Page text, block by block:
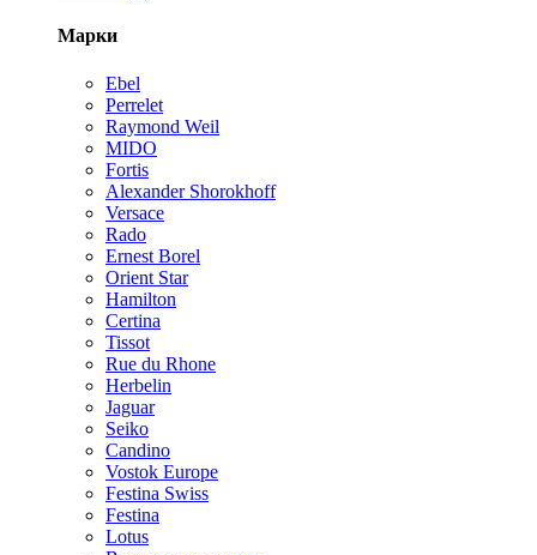
Марки
Ebel
Perrelet
Raymond Weil
MIDO
Fortis
Alexander Shorokhoff
Versace
Rado
Ernest Borel
Orient Star
Hamilton
Certina
Tissot
Rue du Rhone
Herbelin
Jaguar
Seiko
Candino
Vostok Europe
Festina Swiss
Festina
Lotus